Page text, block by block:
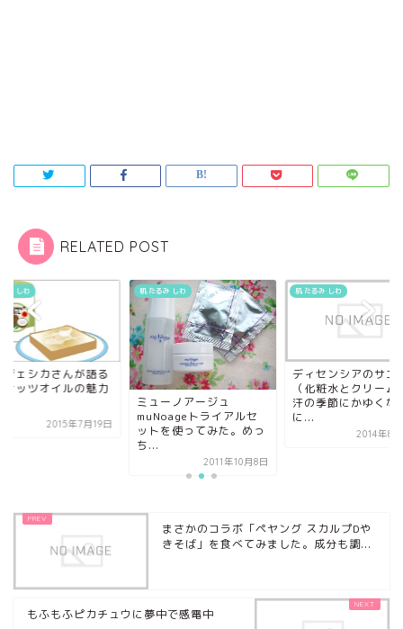
RELATED POST
み しわ
ジェシカさんが語る
ナッツオイルの魅力
2015年7月19日
肌 たるみ しわ
ミューノアージュ
muNoageトライアルセ
ットを使ってみた。めっ
ち...
2011年10月8日
肌 たるみ しわ
ディセンシアのサエ
（化粧水とクリーム
汗の季節にかゆくな
に...
2014年8
まさかのコラボ「ペヤング スカルプDや
きそば」を食べてみました。成分も調...
もふもふピカチュウに夢中で感電中